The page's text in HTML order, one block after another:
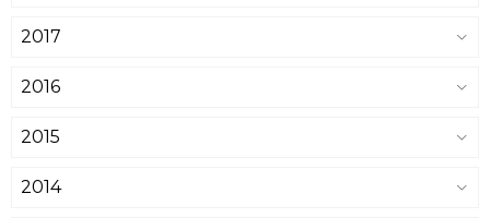
2017
2016
2015
2014